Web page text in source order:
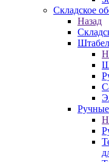
Складское
Назад